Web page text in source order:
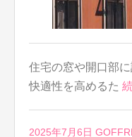
住宅の窓や開口部
快適性を高めるた
2025年7月6日